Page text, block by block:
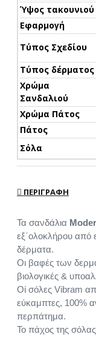
Ύψος τακουνιού
Εφαρμογή
Τύπος Σχεδίου
Τύπος δέρματος
Χρώμα
Σανδαλιού
Χρώμα Πάτος
Πάτος
Σόλα
ΠΕΡΙΓΡΑΦΉ
Τα σανδάλια
εξ΄ολοκλήρου από
δέρματα.
Οι βαφές των
βιολογικές &
Οί σόλες Vibram
εύκαμπτες, 100%
περπάτημα.
Το πάχος της